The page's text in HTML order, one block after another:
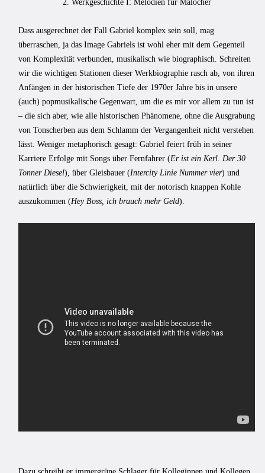
2. Werkgeschichte I: Melodien für Malocher
Dass ausgerechnet der Fall Gabriel komplex sein soll, mag
überraschen, ja das Image Gabriels ist wohl eher mit dem Gegenteil
von Komplexität verbunden, musikalisch wie biographisch. Schreiten
wir die wichtigen Stationen dieser Werkbiographie rasch ab, von ihren
Anfängen in der historischen Tiefe der 1970er Jahre bis in unsere
(auch) popmusikalische Gegenwart, um die es mir vor allem zu tun ist
– die sich aber, wie alle historischen Phänomene, ohne die Ausgrabung
von Tonscherben aus dem Schlamm der Vergangenheit nicht verstehen
lässt. Weniger metaphorisch gesagt: Gabriel feiert früh in seiner
Karriere Erfolge mit Songs über Fernfahrer (Er ist ein Kerl. Der 30
Tonner Diesel), über Gleisbauer (Intercity Linie Nummer vier) und
natürlich über die Schwierigkeit, mit der notorisch knappen Kohle
auszukommen (Hey Boss, ich brauch mehr Geld).